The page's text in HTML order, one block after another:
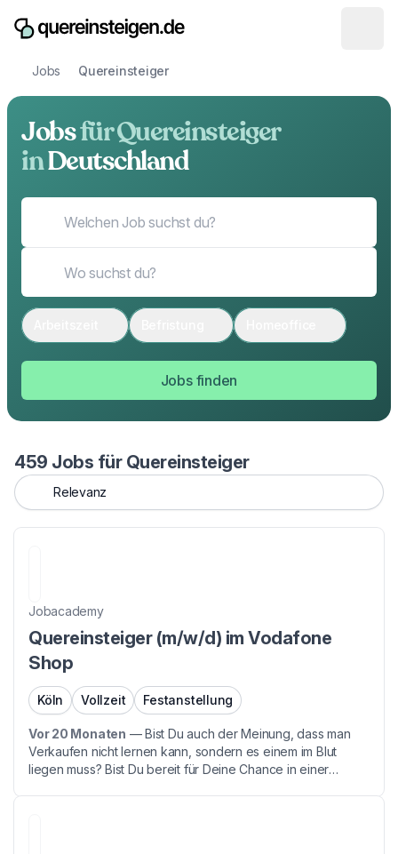
Jobs Quereinsteiger
Jobsfür Quereinsteiger
inDeutschland
Jobs finden
459 Jobs für Quereinsteiger
Jobacademy
Quereinsteiger (m/w/d) im Vodafone
Shop
Köln Vollzeit Festanstellung
Vor 20 Monaten —Bist Du auch der Meinung, dass man
Verkaufen nicht lernen kann, sondern es einem im Blut
liegen muss? Bist Du bereit für Deine Chance in einer